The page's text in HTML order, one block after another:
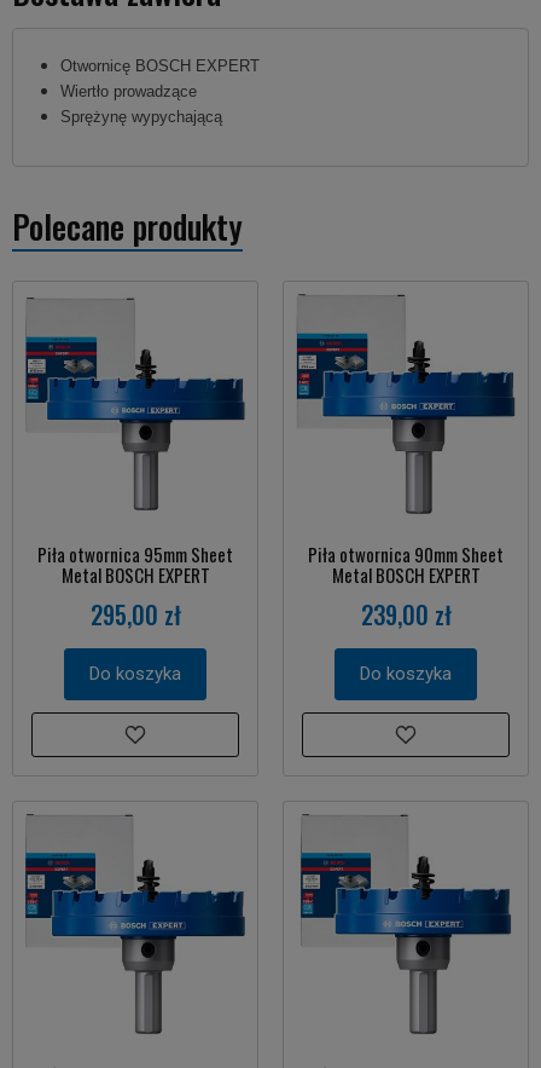
Otwornicę BOSCH EXPERT
Wiertło prowadzące
Sprężynę wypychającą
Polecane produkty
Piła otwornica 95mm Sheet
Metal BOSCH EXPERT
295,00 zł
Do koszyka
Piła otwornica 90mm Sheet
Metal BOSCH EXPERT
239,00 zł
Do koszyka